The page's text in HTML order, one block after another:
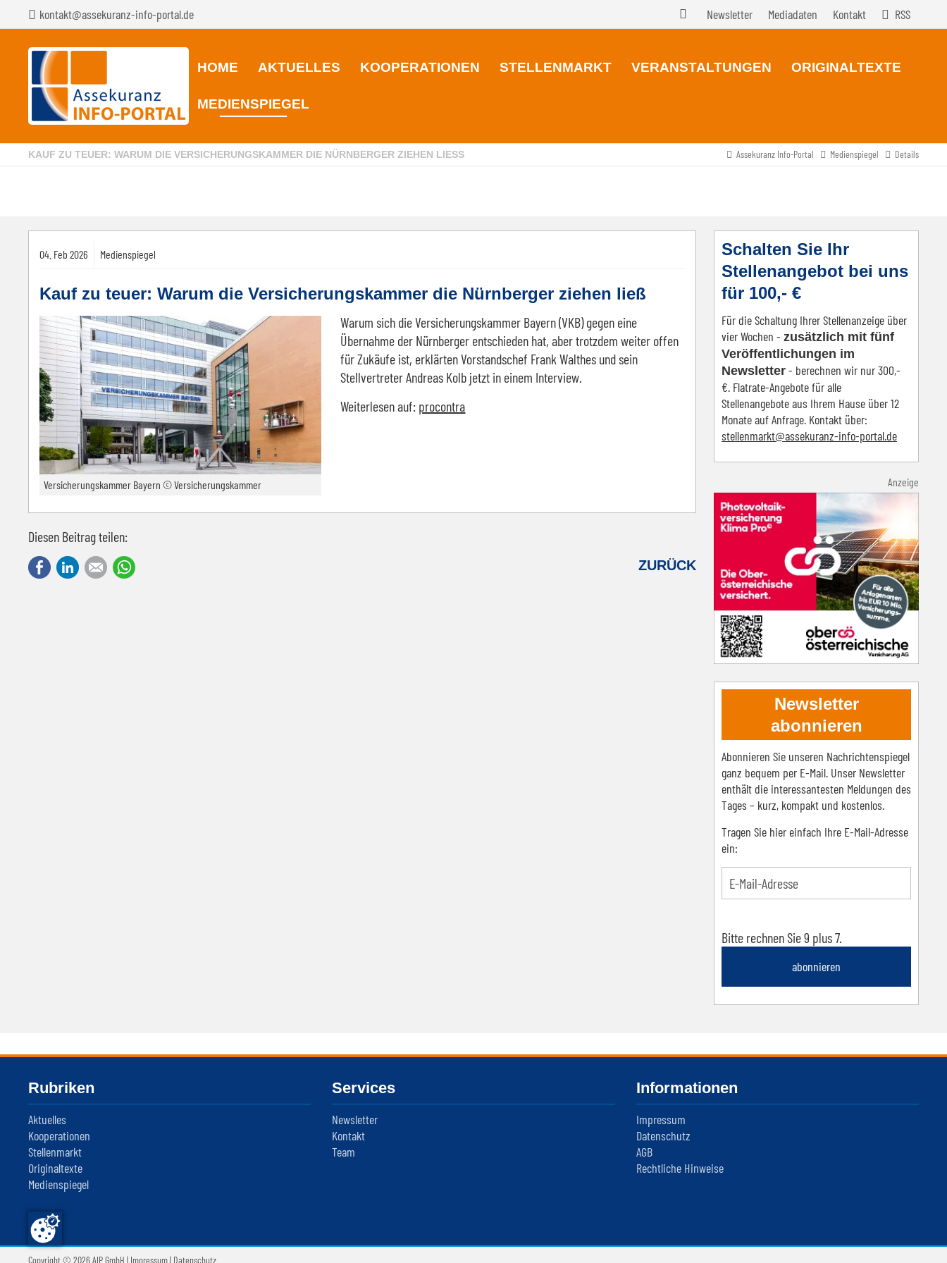
kontakt@assekuranz-info-portal.de Newsletter Mediadaten Kontakt RSS
HOME AKTUELLES KOOPERATIONEN STELLENMARKT VERANSTALTUNGEN ORIGINALTEXTE
MEDIENSPIEGEL
KAUF ZU TEUER: WARUM DIE VERSICHERUNGSKAMMER DIE NÜRNBERGER ZIEHEN LIESS Assekuranz Info-Portal Medienspiegel Details
04. Feb 2026 Medienspiegel
Kauf zu teuer: Warum die Versicherungskammer die Nürnberger ziehen ließ
Versicherungskammer Bayern © Versicherungskammer
Warum sich die Versicherungskammer Bayern (VKB) gegen eine
Übernahme der Nürnberger entschieden hat, aber trotzdem weiter offen
für Zukäufe ist, erklärten Vorstandschef Frank Walthes und sein
Stellvertreter Andreas Kolb jetzt in einem Interview.
Weiterlesen auf: procontra
Diesen Beitrag teilen:
FacebookLinkedInE-mail ZURÜCK
Schalten Sie Ihr
Stellenangebot bei uns
für 100,- €
Für die Schaltung Ihrer Stellenanzeige über
vier Wochen - zusätzlich mit fünf
Veröffentlichungen im
Newsletter - berechnen wir nur 300,-
€. Flatrate-Angebote für alle
Stellenangebote aus Ihrem Hause über 12
Monate auf Anfrage. Kontakt über:
stellenmarkt@assekuranz-info-portal.de
Anzeige
Newsletter
abonnieren
Abonnieren Sie unseren Nachrichtenspiegel
ganz bequem per E-Mail. Unser Newsletter
enthält die interessantesten Meldungen des
Tages – kurz, kompakt und kostenlos.
Tragen Sie hier einfach Ihre E-Mail-Adresse
ein:
Bitte rechnen Sie 9 plus 7.
abonnieren
Rubriken
Aktuelles
Kooperationen
Stellenmarkt
Originaltexte
Medienspiegel
Services
Newsletter
Kontakt
Team
Informationen
Impressum
Datenschutz
AGB
Rechtliche Hinweise
Copyright © 2026 AIP GmbH | Impressum| Datenschutz